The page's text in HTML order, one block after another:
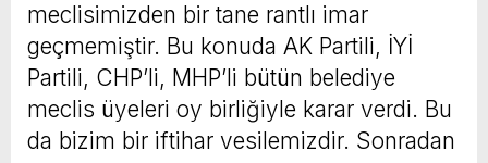
meclisimizden bir tane rantlı imar
geçmemiştir. Bu konuda AK Partili, İYİ
Partili, CHP’li, MHP’li bütün belediye
meclis üyeleri oy birliğiyle karar verdi. Bu
da bizim bir iftihar vesilemizdir. Sonradan